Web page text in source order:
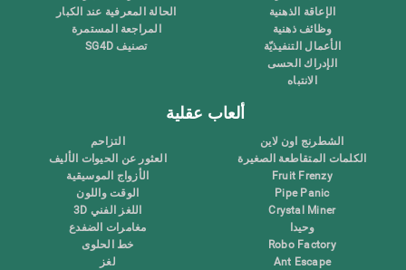
الإعاقة الذهنية
وظائف ذهنية
الأعمال التنفيذيّة
الإدراك الحسى
الانتباه
الحالة المعرفية عند الكبار
المراجعة المستمرة
تصنيف SG4D
ألعاب عقلية
الشطرنج اون لاين
الكلمات المتقاطعة الصغيرة
Fruit Frenzy
Pipe Panic
Crystal Miner
وحيدا
Robo Factory
Ant Escape
التزاحم
العثور عن الحيوات الأليف
الأزواج الموسيقية
الوقت واللون
اللغز الفني 3D
مغامرات الضفدع
خط الحلوى
لغز